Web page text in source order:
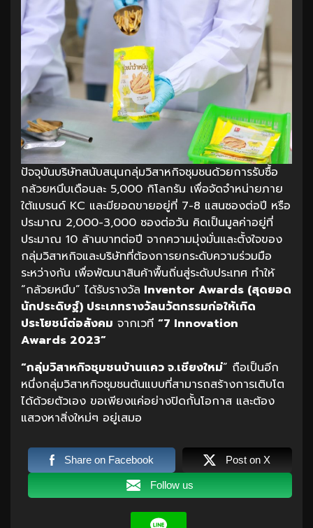
ปัจจุบันบริษัทสนับสนุนกลุ่มวิสาหกิจชุมชนด้วยการรับซื้อ
กล้วยหนึบเดือนละ 5,000 กิโลกรัม เพื่อจัดจำหน่ายภาย
ใต้แบรนด์ KC และมียอดขายอยู่ที่ 7-8 แสนซองต่อปี หรือ
ประมาณ 2,000-3,000 ซองต่อวัน คิดเป็นมูลค่าอยู่ที่
ประมาณ 10 ล้านบาทต่อปี จากความมุ่งมั่นและตั้งใจของ
กลุ่มวิสาหกิจและบริษัทที่ต้องการยกระดับความร่วมมือ
ระหว่างกัน เพื่อพัฒนาสินค้าพื้นถิ่นสู่ระดับประเทศ ทำให้
“กล้วยหนึบ” ได้รับรางวัล Inventor Awards (สุดยอด
นักประดิษฐ์) ประเภทรางวัลนวัตกรรมก่อให้เกิด
ประโยชน์ต่อสังคม จากเวที “7 Innovation
Awards 2023”
“กลุ่มวิสาหกิจชุมชนบ้านแคว จ.เชียงใหม่” ถือเป็นอีก
หนึ่งกลุ่มวิสาหกิจชุมชนต้นแบบที่สามารถสร้างการเติบโต
ได้ด้วยตัวเอง ขอเพียงแค่อย่างปิดกั้นโอกาส และต้อง
แสวงหาสิ่งใหม่ๆ อยู่เสมอ
Share on Facebook Post on X
Follow us